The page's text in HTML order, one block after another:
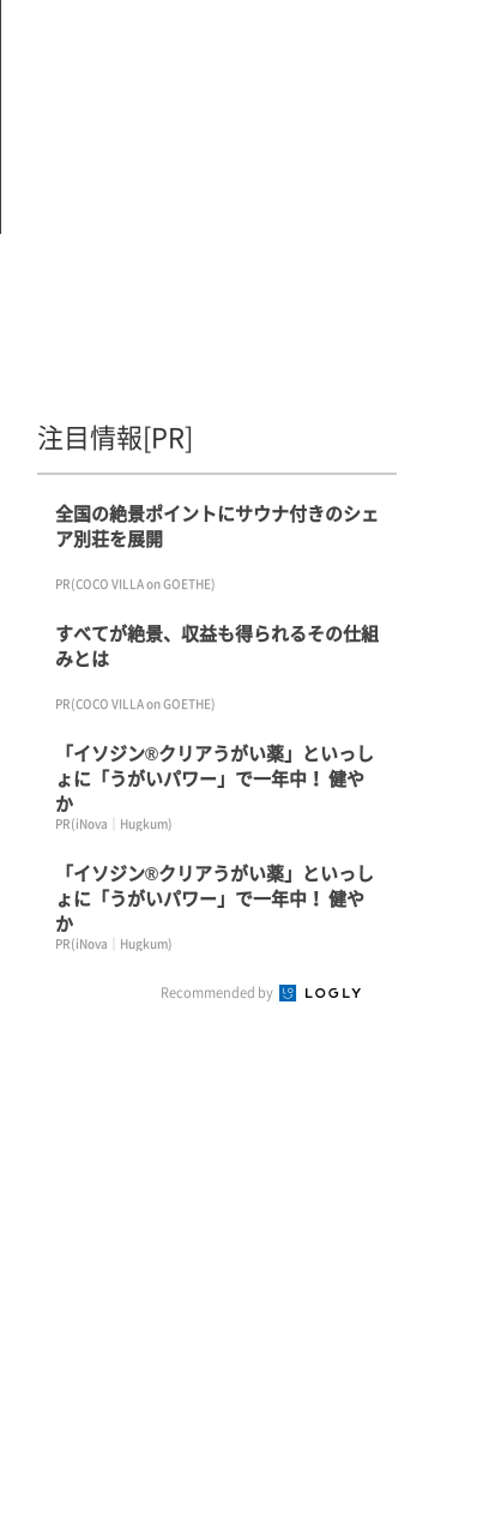
注目情報[PR]
全国の絶景ポイントにサウナ付きのシェ
ア別荘を展開
PR(COCO VILLA on GOETHE)
すべてが絶景、収益も得られるその仕組
みとは
PR(COCO VILLA on GOETHE)
「イソジン®クリアうがい薬」といっし
ょに「うがいパワー」で一年中！ 健や
か
PR(iNova｜Hugkum)
「イソジン®クリアうがい薬」といっし
ょに「うがいパワー」で一年中！ 健や
か
PR(iNova｜Hugkum)
Recommended by